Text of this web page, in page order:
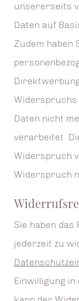
unsererseits
Daten auf
Zudem haben
Widerspruchs
Daten nicht
verarbeitet.
Widerspruch
Widerspruch
Sie haben
jederzeit zu
Einwilligung